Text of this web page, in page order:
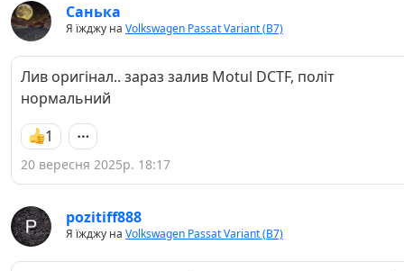
Санька
Я їжджу на Volkswagen Passat Variant (B7)
Лив оригінал.. зараз залив Motul DCTF, політ
нормальний
1
20 вересня 2025р. 18:17
pozitiff888
Я їжджу на Volkswagen Passat Variant (B7)